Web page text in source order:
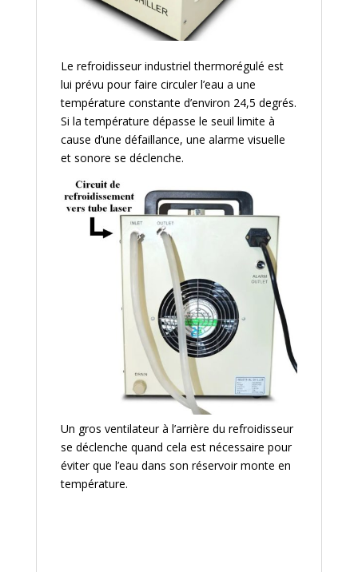
Le refroidisseur industriel thermorégulé est
lui prévu pour faire circuler l’eau a une
température constante d’environ 24,5 degrés.
Si la température dépasse le seuil limite à
cause d’une défaillance, une alarme visuelle
et sonore se déclenche.
Un gros ventilateur à l’arrière du refroidisseur
se déclenche quand cela est nécessaire pour
éviter que l’eau dans son réservoir monte en
température.